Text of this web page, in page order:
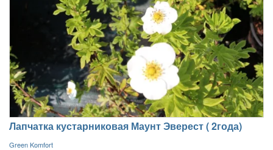
Лапчатка кустарниковая Маунт Эверест ( 2года)
Green Komfort